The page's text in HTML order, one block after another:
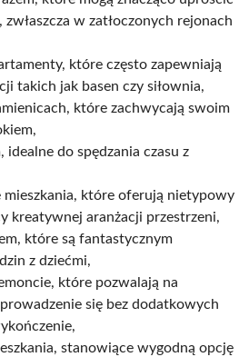
zwłaszcza w zatłoczonych rejonach
które często zapewniają
takich jak basen czy siłownia,
które zachwycają swoim
idealne do spędzania czasu z
które oferują nietypowy
kreatywnej aranżacji przestrzeni,
które są fantastycznym
z dziećmi,
które pozwalają na
się bez dodatkowych
stanowiące wygodną opcję